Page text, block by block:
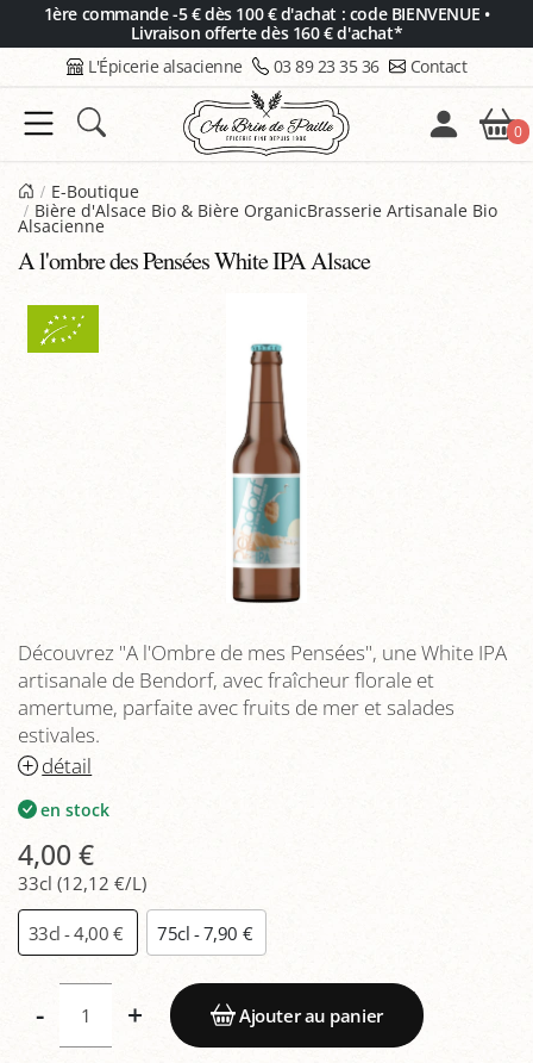
1ère commande -5 € dès 100 € d'achat : code BIENVENUE •
Livraison offerte dès 160 € d'achat*
L'Épicerie alsacienne 03 89 23 35 36 Contact
0
E-Boutique
Bière d'Alsace Bio & Bière OrganicBrasserie Artisanale Bio
Alsacienne
A l'ombre des Pensées White IPA Alsace
Découvrez "A l'Ombre de mes Pensées", une White IPA
artisanale de Bendorf, avec fraîcheur florale et
amertume, parfaite avec fruits de mer et salades
estivales.
détail
en stock
4,00 €
33cl (12,12 €/L)
33cl - 4,00 € 75cl - 7,90 €
- + Ajouter au panier
Panneau de gestion des cookies